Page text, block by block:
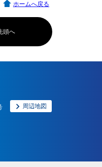
頭へ
ホームへ戻る
周辺地図